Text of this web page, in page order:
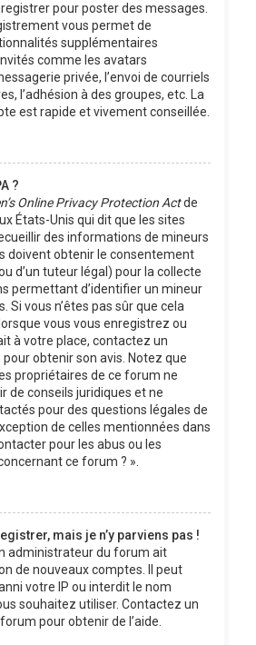
pour poster des messages.
vous permet de
supplémentaires
comme les avatars
privée, l’envoi de courriels
l’adhésion à des groupes, etc. La
est rapide et vivement conseillée.
?
Online Privacy Protection Actde
États-Unis qui dit que les sites
des informations de mineurs
doivent obtenir le consentement
d’un tuteur légal) pour la collecte
permettant d’identifier un mineur
Si vous n’êtes pas sûr que cela
vous vous enregistrez ou
à votre place, contactez un
obtenir son avis. Notez que
propriétaires de ce forum ne
de conseils juridiques et ne
pour des questions légales de
de celles mentionnées dans
pour les abus ou les
ce forum ? ».
mais je n’y parviens pas !
administrateur du forum ait
de nouveaux comptes. Il peut
votre IP ou interdit le nom
souhaitez utiliser. Contactez un
pour obtenir de l’aide.